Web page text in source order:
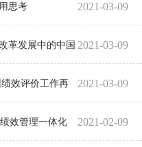
2021-03-09
思考
2021-03-09
发展中的中国
2021-03-09
效评价工作再
2021-02-09
效管理一体化